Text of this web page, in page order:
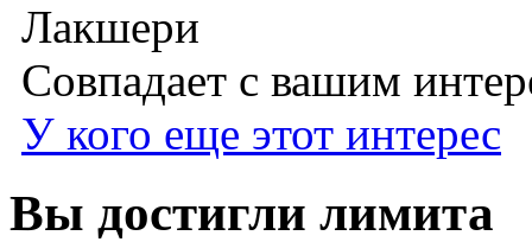
Лакшери
Совпадает с вашим
У кого еще этот интерес
Вы достигли лимита